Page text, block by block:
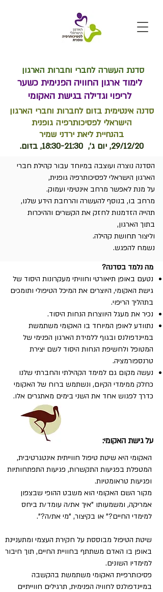
סדנת העשרה לחברי וחברות הארגון
לימוד ארגון החוויה הפנימית כשער
לריפוי וגדילה בגישת האקומי
סדנה אינטימית בזום לחברות וחברי הארגון
הישראלי לפסיכותרפיה גופנית
בהנחיית ליאת ירדני שמיר
29/12/20, יום ג', 18:30-21:30, בזום.
מה נלמד בסדנה?
נטעם באופן תיאורטי וחוויתי מעקרונות היסוד של
גישת האקומי, היוצרים את המיכל הטיפולי ותומכים
בתהליך הריפוי.
נכיר את מעגל היווצרות הנחות היסוד.
נתוודע לאופן המיוחד בו האקומי משתמשת
במיינדפולנס ובגוף ללמידת הארגון הפנימי של
המטופל ולחשיפת הנחות היסוד לשם יצירת
טרנספורמציה.
נעשה מקום גם למימד הקהילתי והחברתי שלנו
כחלק ממימדי הקיום, ונשתמש ברוח של האקומי
כדרך לפגוש אחד את השני בימים מאתגרים אלו.
על גישת האקומי:
האקומי היא שיטת טיפול חווייתית אינטגרטיבית,
המטפלת בפגיעות התקשרות, פגיעות התפתחותיות
ופגיעות טראומטיות.
מקור השם האקומי הוא משבט ההופי שבצפון
אמריקה, ומשמעותו "איך את/ה עומד/ת ביחס
למימדי החיים?" או בקיצור, "מי את/ה?".
שיטת הטיפול מבוססת על חקירת העצמי ומתעניינת
באופן בו האדם משתתף בחוויית החיים, תוך חיבור
למימדיו השונים.
פסיכותרפיית האקומי משתמשת בהקשבה
במיינדפולנס לחוויה הפנימית, תרגילים חווייתיים
הסדנה נוצרה ועוצבה במיוחד עבור קהילת חברי
הארגון הישראלי לפסיכותרפיה גופנית,
על מנת לאפשר מרחב אינטימי ועמוק.
מרחב בו, בנוסף להעשרה והרחבת הידע שלנו,
תהייה הזדמנות לחזק את הקשרים וההיכרות
בתוך הארגון,
וליצור תחושת קהילה.
נשמח להפגש.